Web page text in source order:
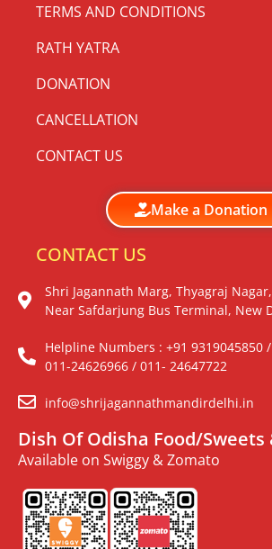
TERMS AND CONDITIONS
RATH YATRA
DONATION
CANCELLATION
CONTACT US
Make a Donation
CONTACT US
Shri Jagannath Marg, Thyagraj
Near Safdarjung Bus Terminal, New
Helpline Numbers : +91 9319045850
011-24626966 / 011- 24647722
info@shrijagannathmandirdelhi.in
Dish Of Odisha Food/Sweets
Available on Swiggy & Zomato